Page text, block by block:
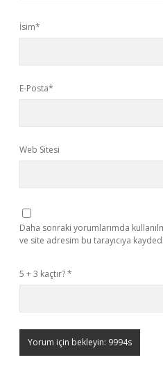
İsim*
E-Posta*
Web Sitesi
Daha sonraki yorumlarımda
ve site adresim bu tarayıcıya
5 + 3 kaçtır?*